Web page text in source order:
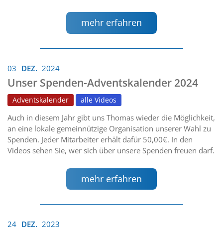
mehr erfahren
03 DEZ. 2024
Unser Spenden-Adventskalender 2024
Adventskalender alle Videos
Auch in diesem Jahr gibt uns Thomas wieder die Möglichkeit,
an eine lokale gemeinnützige Organisation unserer Wahl zu
Spenden. Jeder Mitarbeiter erhält dafür 50,00€. In den
Videos sehen Sie, wer sich über unsere Spenden freuen darf.
mehr erfahren
24 DEZ. 2023